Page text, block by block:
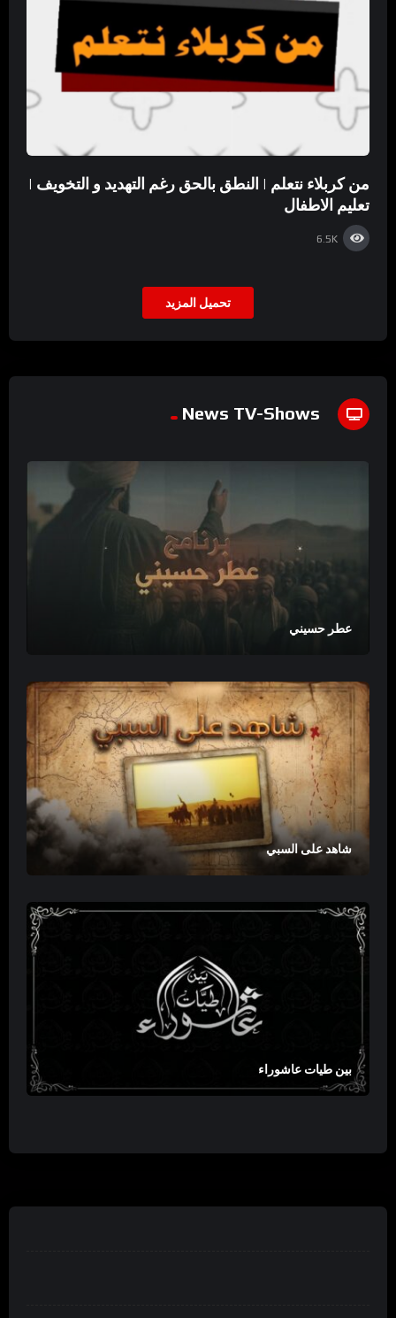
من كربلاء نتعلم | النطق بالحق رغم التهديد و التخويف |
تعليم الاطفال
6.5K
تحميل المزيد
News TV-Shows
عطر حسيني
شاهد على السبي
بين طيات عاشوراء